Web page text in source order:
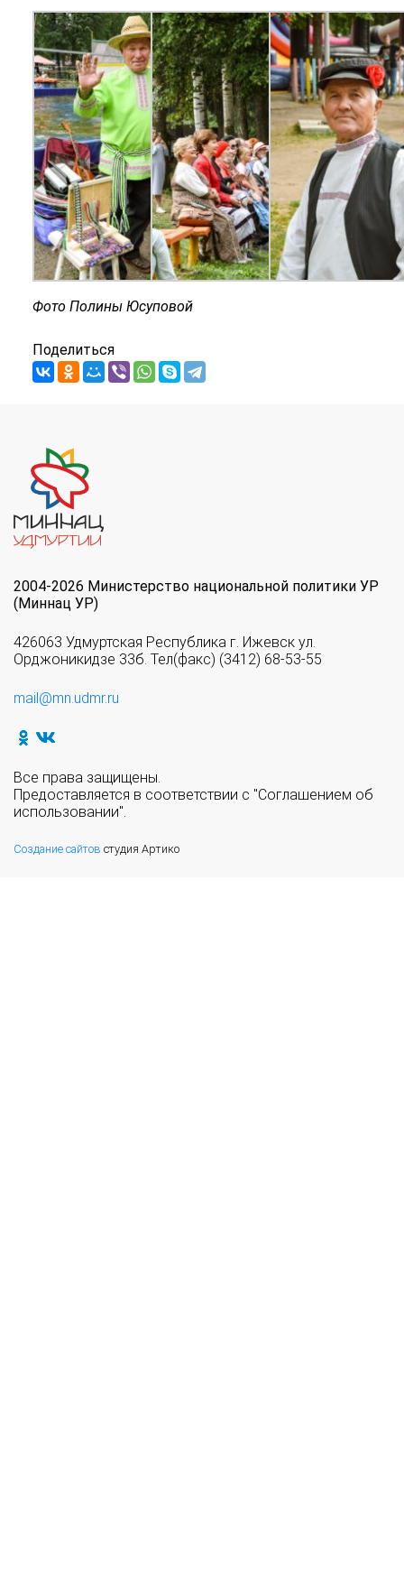
Фото Полины Юсуповой
Поделиться
2004-2026 Министерство национальной политики УР
(Миннац УР)
426063 Удмуртская Республика г. Ижевск ул.
Орджоникидзе 33б. Тел(факс) (3412) 68-53-55
mail@mn.udmr.ru
Все права защищены.
Предоставляется в соответствии с "Соглашением об
использовании".
Создание сайтов студия Артико